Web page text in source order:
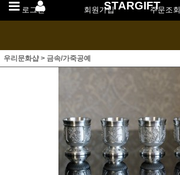
로그인 회원가입 주문조회
STARGIFT
우리문화샵> 금속/가죽공예